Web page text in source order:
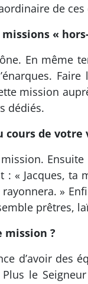
de
«
En même
mission
dédiés.
cours de votre
« Jacques,
»
prêtres,
mission ?
d’avoir des
le